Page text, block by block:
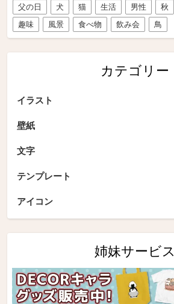
父の日
犬 猫 生活 男性 秋
趣味
風景 食べ物 飲み会 鳥
カテゴリー
イラスト
壁紙
文字
テンプレート
アイコン
姉妹サービス